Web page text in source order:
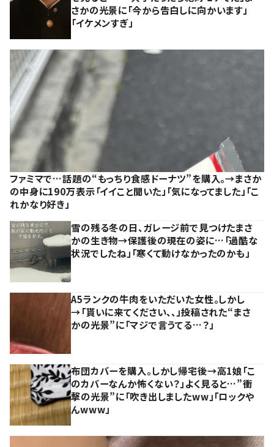
さかの光景に「今から告白しに向かいます」
「イケメンすぎ」
ファミマで…話題の“もっちり食感ドーナツ”を購入。→まさか
の中身に190万表示「イイこと聞いた」「気になってました」「こ
れかなり好き」
雪の残る冬の日、ガレージ前で見つけたまさ
かの生き物→保護後の現在の姿に…「過酷な
状況でしたね」「寒くて動けなかったのかも」
A5ランクの牛肉をいただいた女性。しかし
→「貰いに来てください、、」投稿された“まさ
かの光景”に「マジで言うてる…？」
布団カバーを購入。しかし帰宅後→高1娘「こ
のカバーなんか怖くない？」よく見ると…”衝
撃の光景”に「吹き出しましたww」「ロックや
んwww」